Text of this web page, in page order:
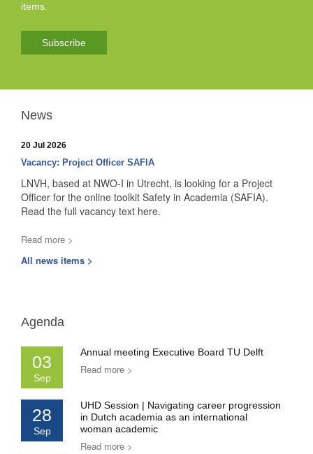
items.
Subscribe
News
20 Jul 2026
Vacancy: Project Officer SAFIA
LNVH, based at NWO-I in Utrecht, is looking for a Project
Officer for the online toolkit Safety in Academia (SAFIA).
Read the full vacancy text here.
Read more >
All news items >
Agenda
03
Sep
Annual meeting Executive Board TU Delft
Read more >
28
Sep
UHD Session | Navigating career progression
in Dutch academia as an international
woman academic
Read more >